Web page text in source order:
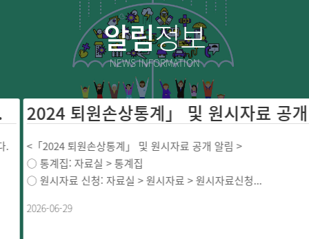
알림정보
NEWS INFORMATION
2024 퇴원손상
<「2024 퇴원손상통계」 및 원시자료 공개 알림 >
○ 통계집: 자료실 > 통계집
○ 원시자료 신청: 자료실 > 원시자료 > 원시자료신청...
2026-06-29